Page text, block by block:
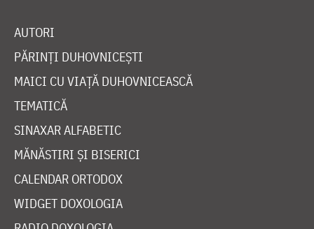
AUTORI
PĂRINȚI DUHOVNICEȘTI
MAICI CU VIAȚĂ DUHOVNICEASCĂ
TEMATICĂ
SINAXAR ALFABETIC
MĂNĂSTIRI ȘI BISERICI
CALENDAR ORTODOX
WIDGET DOXOLOGIA